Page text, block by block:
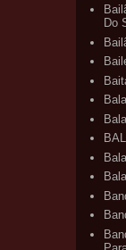
Do